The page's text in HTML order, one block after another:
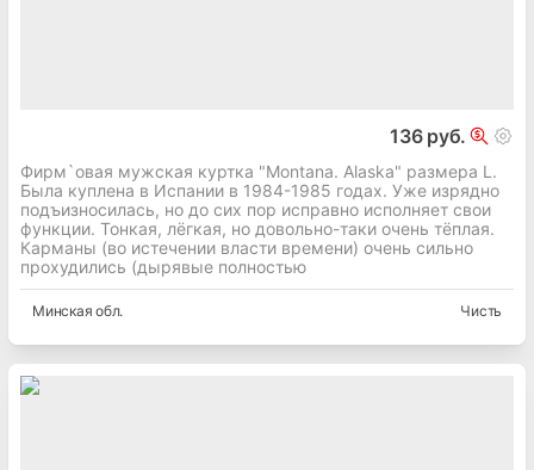
136 руб.
Фирм`овая мужская куртка "Montana. Alaska" размера L.
Была куплена в Испании в 1984-1985 годах. Уже изрядно
подъизносилась, но до сих пор исправно исполняет свои
функции. Тонкая, лёгкая, но довольно-таки очень тёплая.
Карманы (во истечении власти времени) очень сильно
прохудились (дырявые полностью
Минская обл. Чисть